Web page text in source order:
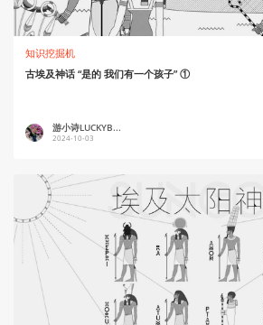
知识挖掘机
古埃及神话 “是的 我们有一个孩子” ①
游小诗LUCKYB...
2024-10-03